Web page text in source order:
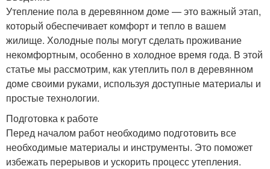
Утепление пола в деревянном доме — это важный этап,
который обеспечивает комфорт и тепло в вашем
жилище. Холодные полы могут сделать проживание
некомфортным, особенно в холодное время года. В этой
статье мы рассмотрим, как утеплить пол в деревянном
доме своими руками, используя доступные материалы и
простые технологии.
Подготовка к работе
Перед началом работ необходимо подготовить все
необходимые материалы и инструменты. Это поможет
избежать перерывов и ускорить процесс утепления.